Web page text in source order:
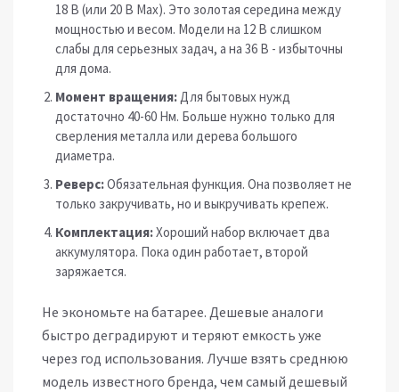
18 В (или 20 В Max). Это золотая середина между
мощностью и весом. Модели на 12 В слишком
слабы для серьезных задач, а на 36 В - избыточны
для дома.
Момент вращения:Для бытовых нужд
достаточно 40-60 Нм. Больше нужно только для
сверления металла или дерева большого
диаметра.
Реверс:Обязательная функция. Она позволяет не
только закручивать, но и выкручивать крепеж.
Комплектация:Хороший набор включает два
аккумулятора. Пока один работает, второй
заряжается.
Не экономьте на батарее. Дешевые аналоги
быстро деградируют и теряют емкость уже
через год использования. Лучше взять среднюю
модель известного бренда, чем самый дешевый